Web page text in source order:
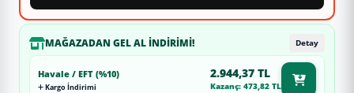
MAĞAZADAN GEL AL İNDIRIMI! Detay
Havale / EFT (%10)
Kargo İndirimi
2.944,37 TL
Kazanç: 473,82 TL